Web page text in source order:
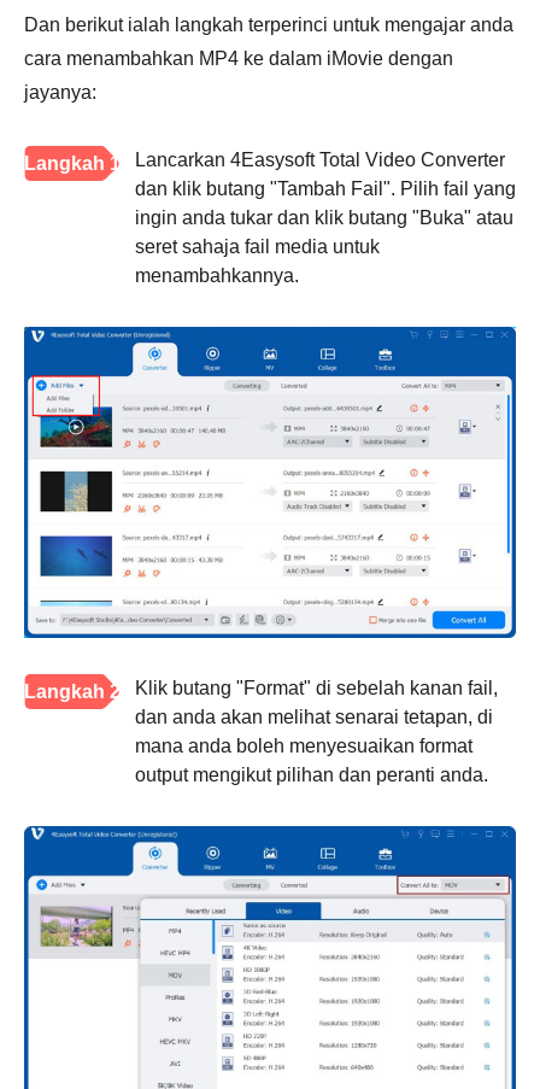
Dan berikut ialah langkah terperinci untuk mengajar anda
cara menambahkan MP4 ke dalam iMovie dengan
jayanya:
Langkah 1
Lancarkan 4Easysoft Total Video Converter
dan klik butang "Tambah Fail". Pilih fail yang
ingin anda tukar dan klik butang "Buka" atau
seret sahaja fail media untuk
menambahkannya.
Langkah 2
Klik butang "Format" di sebelah kanan fail,
dan anda akan melihat senarai tetapan, di
mana anda boleh menyesuaikan format
output mengikut pilihan dan peranti anda.